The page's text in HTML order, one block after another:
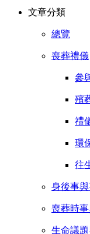
文章分類
總覽
喪葬禮儀
參
殯
禮
環
往
身後事
喪葬時
生命議